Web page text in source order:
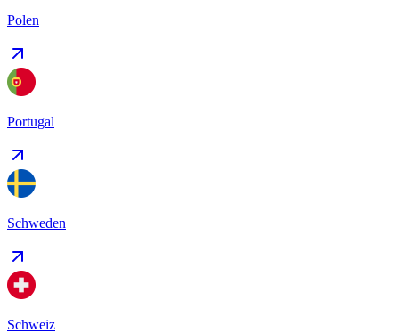
Polen
Portugal
Schweden
Schweiz